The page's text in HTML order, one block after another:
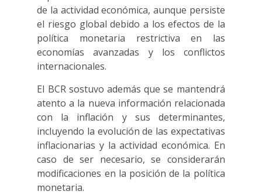
de la actividad económica, aunque persiste
el riesgo global debido a los efectos de la
política monetaria restrictiva en las
economías avanzadas y los conflictos
internacionales.
El BCR sostuvo además que se mantendrá
atento a la nueva información relacionada
con la inflación y sus determinantes,
incluyendo la evolución de las expectativas
inflacionarias y la actividad económica. En
caso de ser necesario, se considerarán
modificaciones en la posición de la política
monetaria.